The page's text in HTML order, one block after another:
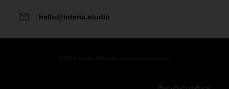
hello@interia.studio